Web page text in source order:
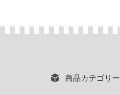
商品カテゴリー